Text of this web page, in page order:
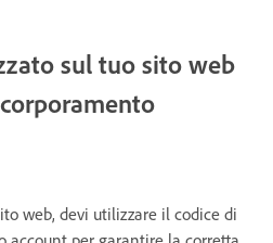
sul tuo sito web
web, devi utilizzare il codice di